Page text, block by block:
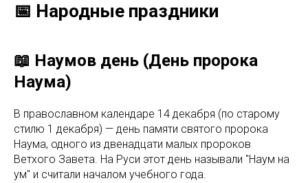
📅 Народные праздники
📖 Наумов день (День пророка
Наума)
В православном календаре 14 декабря (по старому
стилю 1 декабря) — день памяти святого пророка
Наума, одного из двенадцати малых пророков
Ветхого Завета. На Руси этот день называли "Наум на
ум" и считали началом учебного года.